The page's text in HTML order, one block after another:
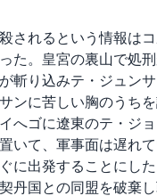
されるという情報は
た。皇宮の裏山で処
斬り込みテ・ジュン
ンに苦しい胸のうち
へゴに遼東のテ・ジ
いて、軍事面は遅れ
に出発することにし
丹国との同盟を破棄